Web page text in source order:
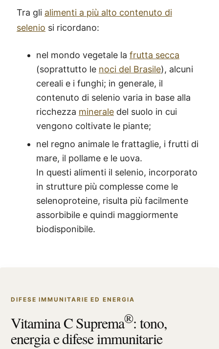
Tra gli alimenti a più alto contenuto di
selenio si ricordano:
nel mondo vegetale la frutta secca
(soprattutto le noci del Brasile), alcuni
cereali e i funghi; in generale, il
contenuto di selenio varia in base alla
ricchezza minerale del suolo in cui
vengono coltivate le piante;
nel regno animale le frattaglie, i frutti di
mare, il pollame e le uova.
In questi alimenti il selenio, incorporato
in strutture più complesse come le
selenoproteine, risulta più facilmente
assorbibile e quindi maggiormente
biodisponibile.
DIFESE IMMUNITARIE ED ENERGIA
Vitamina C Suprema®: tono,
energia e difese immunitarie